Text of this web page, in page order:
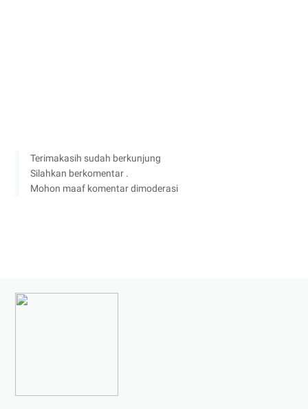
Terimakasih sudah berkunjung
Silahkan berkomentar .
Mohon maaf komentar dimoderasi